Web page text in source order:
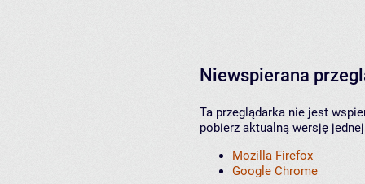
Niewspierana
Ta przeglądarka nie jest
pobierz aktualną wersję
Mozilla Firefox
Google Chrome